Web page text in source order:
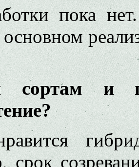
пока
сортам и
срок